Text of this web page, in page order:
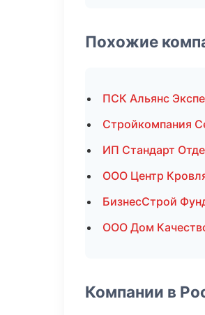
Похожие
ПСК Альянс
Стройкомпания
ИП Стандарт
ООО Центр
БизнесСтрой
ООО Дом
Компании в